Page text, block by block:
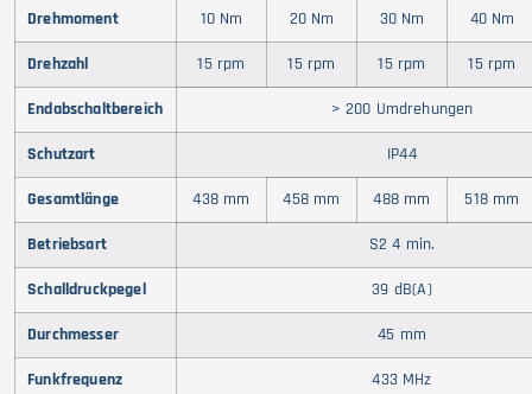
Drehmoment 10 Nm 20 Nm 30 Nm 40 Nm
Drehzahl 15 rpm 15 rpm 15 rpm 15 rpm
Endabschaltbereich > 200 Umdrehungen
Schutzart IP44
Gesamtlänge 438 mm 458 mm 488 mm 518 mm
Betriebsart S2 4 min.
Schalldruckpegel 39 dB(A)
Durchmesser 45 mm
Funkfrequenz 433 MHz